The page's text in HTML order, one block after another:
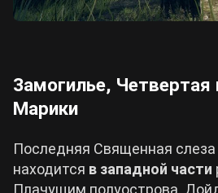
Замогилье, Четвертая
Марики
Последняя Священная слеза
находится в западной части